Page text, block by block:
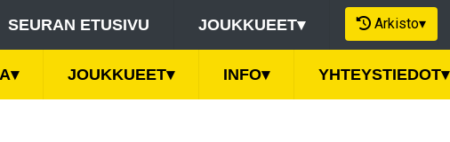
SEURAN ETUSIVU JOUKKUEET▾ Arkisto▾
▾ JOUKKUEET▾ INFO▾ YHTEYSTIEDOT▾